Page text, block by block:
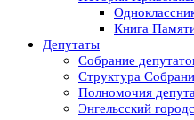
Книга
Депутаты
Собрание
Структура
Полномочия
Энгельсский